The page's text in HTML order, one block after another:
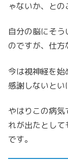
ゃないか、との
自分の脳にそ
のですが、仕方
今は視神経を
感謝しないとい
やはりこの病
れが出たとし
です。